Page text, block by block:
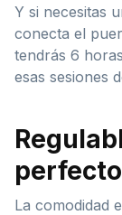
Y si necesitas
conecta el
tendrás 6
esas sesiones
perfecto
La comodidad